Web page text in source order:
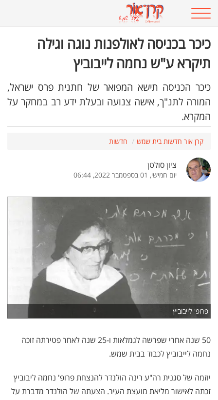
כיכר בכניסה לאולפנות נוגה וגילה
תיקרא ע"ש נחמה לייבוביץ
כיכר הכניסה תישא המפואר של חתנית פרס ישראל,
המורה לתנ"ך, אישה צנועה ובעלת ידע רב במחקר על
המקרא.
קרן אור חדשות בית שמש חדשות
ציון סולטן
יום חמישי, 01 בספטמבר 2022, 06:44
פרופ' לייבוביץ
50 שנה אחרי שפרשה לגמלאות ו-25 שנה לאחר פטירתה זוכה
נחמה לייבוביץ לכבוד בבית שמש.
יוזמה של סגנית רה"ע רינה הולנדר להנצחת פרופ' נחמה ליבוביץ
זכתה לאישור מליאת מועצת העיר. הצעתה של הולנדר מדברת על